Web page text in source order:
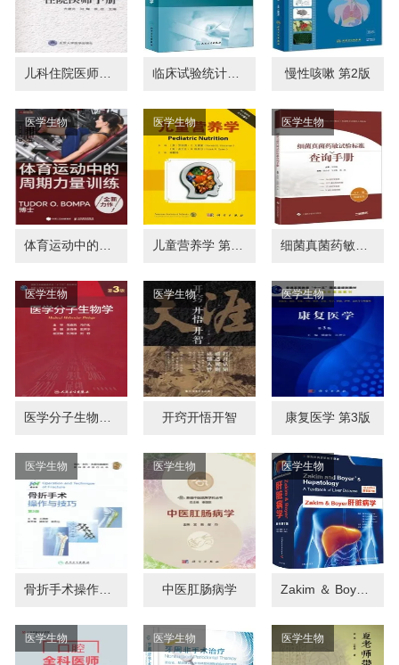
临床试验统计学 药物临床试验设计与实施丛书 慢性咳嗽 第2版
医学生物 医学生物
儿童营养学 第8版
医学生物
医学生物 医学生物
开窍开悟开智
医学生物
康复医学 第3版
医学生物 医学生物
中医肛肠病学
医学生物
Zakim ＆ Boyer肝脏病学 第7版
医学生物 医学生物 医学生物